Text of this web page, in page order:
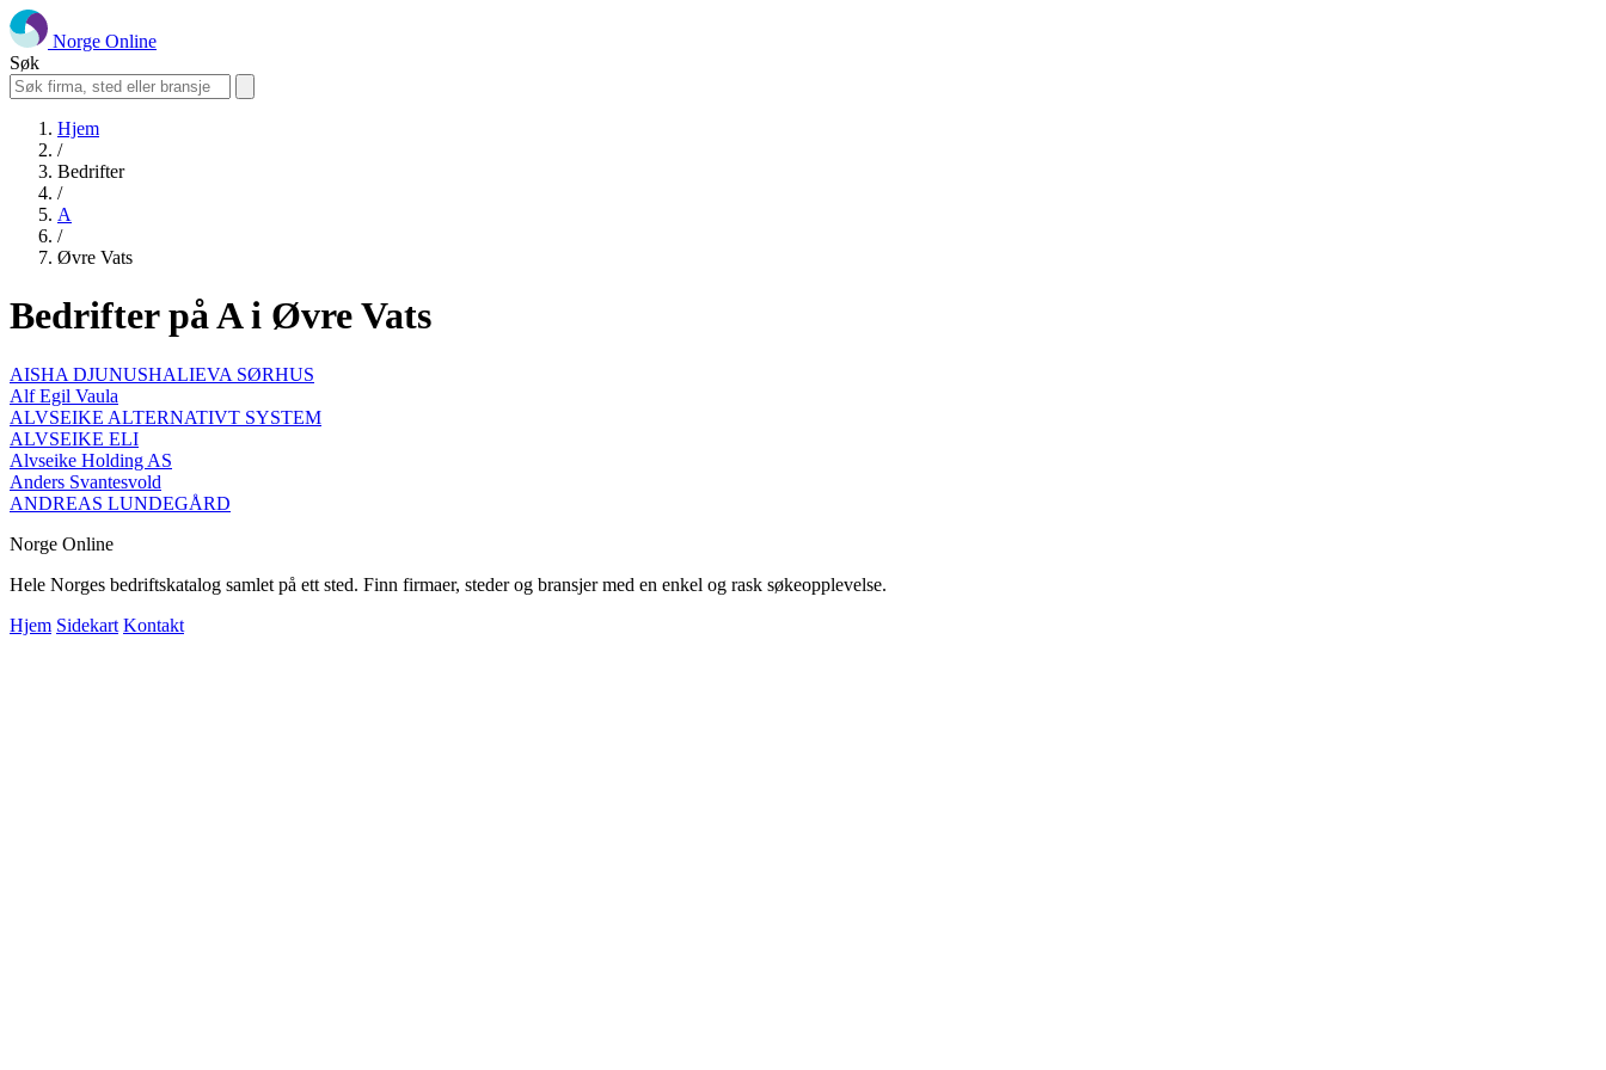
Norge Online
Søk
Hjem
/
Bedrifter
/
A
/
Øvre Vats
Bedrifter på A i Øvre Vats
AISHA DJUNUSHALIEVA SØRHUS
Alf Egil Vaula
ALVSEIKE ALTERNATIVT SYSTEM
ALVSEIKE ELI
Alvseike Holding AS
Anders Svantesvold
ANDREAS LUNDEGÅRD
Norge Online
Hele Norges bedriftskatalog samlet på ett sted. Finn firmaer, steder og bransjer med en enkel og rask søkeopplevelse.
Hjem Sidekart Kontakt